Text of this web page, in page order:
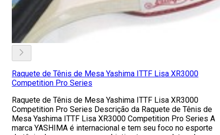
Raquete de Tênis de Mesa Yashima ITTF Lisa XR3000
Competition Pro Series
Raquete de Tênis de Mesa Yashima ITTF Lisa XR3000
Competition Pro Series Descrição da Raquete de Tênis de
Mesa Yashima ITTF Lisa XR3000 Competition Pro Series A
marca YASHIMA é internacional e tem seu foco no esporte